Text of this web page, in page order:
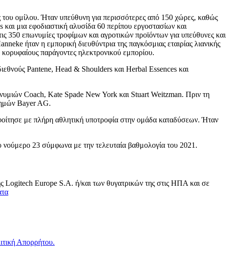
ομίλου. Ήταν υπεύθυνη για περισσότερες από 150 χώρες, καθώς
μια εφοδιαστική αλυσίδα 60 περίπου εργοστασίων και
επωνυμίες τροφίμων και αγροτικών προϊόντων για υπεύθυνες και
ήταν η εμπορική διευθύντρια της παγκόσμιας εταιρίας λιανικής
παράγοντες ηλεκτρονικού εμπορίου.
Pantene, Head & Shoulders και Herbal Essences και
Coach, Kate Spade New York και Stuart Weitzman. Πριν τη
Bayer AG.
με πλήρη αθλητική υποτροφία στην ομάδα καταδύσεων. Ήταν
νούμερο 23 σύμφωνα με την τελευταία βαθμολογία του 2021.
Logitech Europe S.A. ή/και των θυγατρικών της στις ΗΠΑ και σε
Απορρήτου.